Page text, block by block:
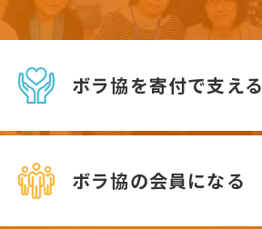
ボラ協を寄付で支える
ボラ協の会員になる